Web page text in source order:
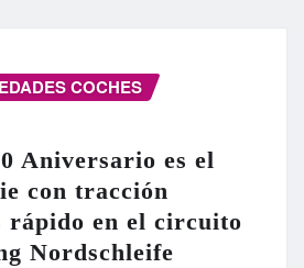
COCHES
Aniversario es el
con tracción
rápido en el circuito
Nordschleife